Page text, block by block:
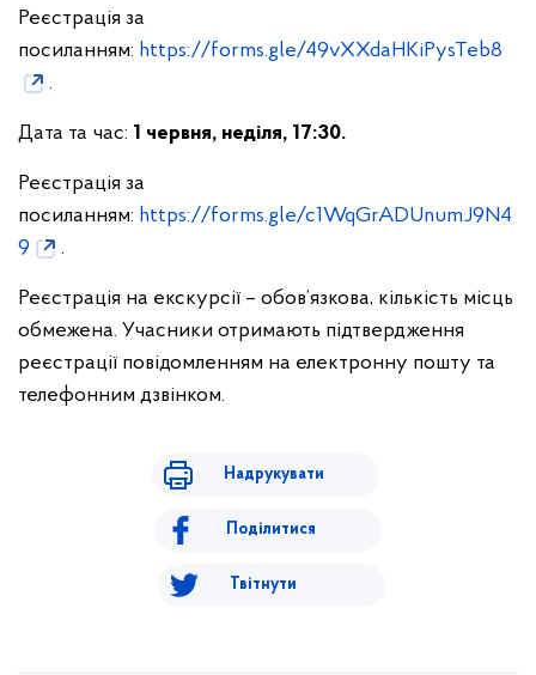
Реєстрація за
посиланням: https://forms.gle/49vXXdaHKiPysTeb8
.
Дата та час: 1 червня, неділя, 17:30.
Реєстрація за
посиланням: https://forms.gle/c1WqGrADUnumJ9N4
9
.
Реєстрація на екскурсії – обов’язкова, кількість місць
обмежена. Учасники отримають підтвердження
реєстрації повідомленням на електронну пошту та
телефонним дзвінком.
Надрукувати
Поділитися
Твітнути